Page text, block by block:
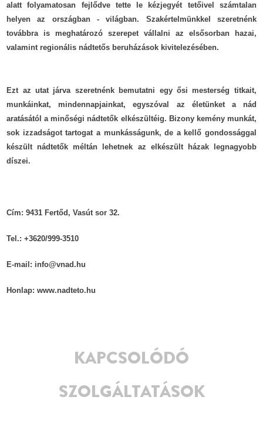
alatt folyamatosan fejlődve tette le kézjegyét tetőivel számtalan
helyen az országban - világban. Szakértelmünkkel szeretnénk
továbbra is meghatározó szerepet vállalni az elsősorban hazai,
valamint regionális nádtetős beruházások kivitelezésében.
Ezt az utat járva szeretnénk bemutatni egy ősi mesterség titkait,
munkáinkat, mindennapjainkat, egyszóval az életünket a nád
aratásától a minőségi nádtetők elkészültéig. Bizony kemény munkát,
sok izzadságot tartogat a munkásságunk, de a kellő gondossággal
készült nádtetők méltán lehetnek az elkészült házak legnagyobb
díszei.
Cím: 9431 Fertőd, Vasút sor 32.
Tel.: +3620/999-3510
E-mail: info@vnad.hu
Honlap: www.nadteto.hu
KAPCSOLÓDÓ
SZOLGÁLTATÁSOK